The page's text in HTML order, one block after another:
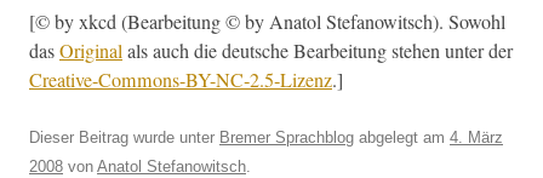
[© by xkcd (Bear­beitung © by Ana­tol Ste­fanow­itsch). Sowohl
dasOrig­i­nalals auch die deutsche Bear­beitung ste­hen unter der
Creative-Commons-BY-NC‑2.5‑Lizenz.]
Dieser Beitrag wurde unter Bremer Sprachblog abgelegt am 4. März
2008 von Anatol Stefanowitsch